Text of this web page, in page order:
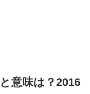
意味は？2016